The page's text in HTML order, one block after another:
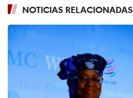
NOTICIAS RELACIONADAS